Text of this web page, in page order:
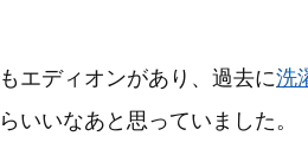
エディオンがあり、過去に洗
いいなあと思っていました。